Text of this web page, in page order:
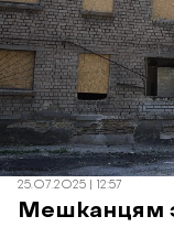
25.07.2025 | 12:57
Мешканцям